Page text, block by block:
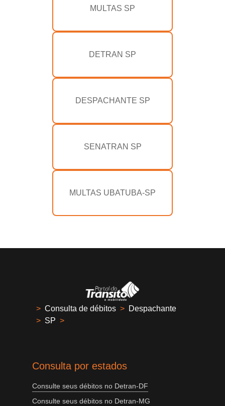
MULTAS SP
DETRAN SP
DESPACHANTE SP
SENATRAN SP
MULTAS UBATUBA-SP
> Consulta de débitos > Despachante
> SP >
Consulta por estados
Consulte seus débitos no Detran-DF
Consulte seus débitos no Detran-MG